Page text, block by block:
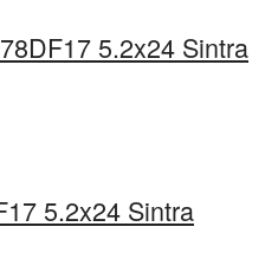
5.2x24 Sintra
5.2x24 Sintra